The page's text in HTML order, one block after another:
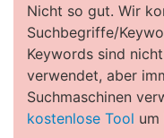
Nicht so gut. Wir
Suchbegriffe/
Keywords sind
verwendet, aber
Suchmaschinen
kostenlose Tool um